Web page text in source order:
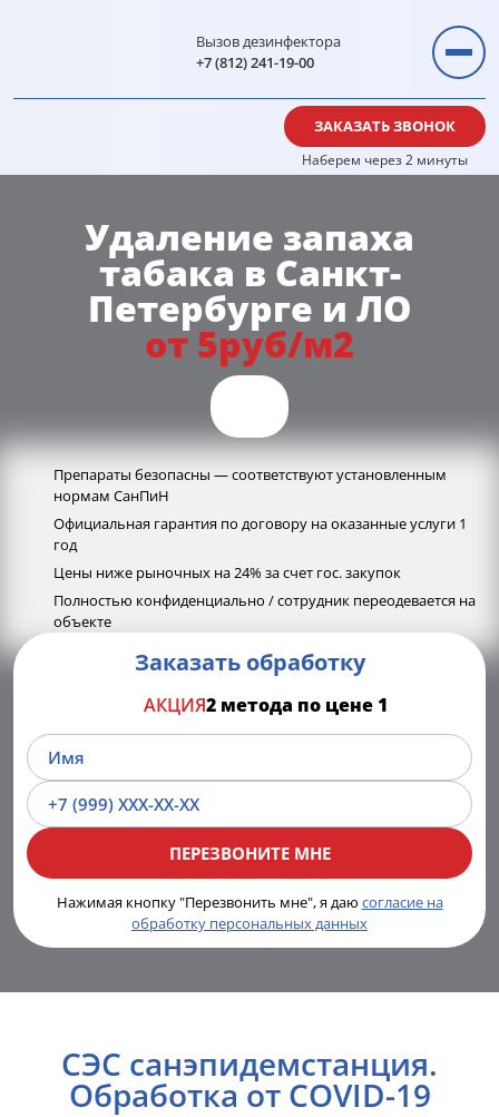
Вызов дезинфектора
+7 (812) 241-19-00
ЗАКАЗАТЬ ЗВОНОК
Наберем через 2 минуты
Удаление запаха
табака в Санкт-
Петербурге и ЛО
от 5руб/м2
Препараты безопасны — соответствуют установленным
нормам СанПиН
Официальная гарантия по договору на оказанные услуги 1
год
Цены ниже рыночных на 24% за счет гос. закупок
Полностью конфиденциально / сотрудник переодевается на
объекте
Заказать обработку
АКЦИЯ2 метода по цене 1
Нажимая кнопку "Перезвонить мне", я даю согласие на
обработку персональных данных
СЭС санэпидемстанция.
Обработка от COVID-19